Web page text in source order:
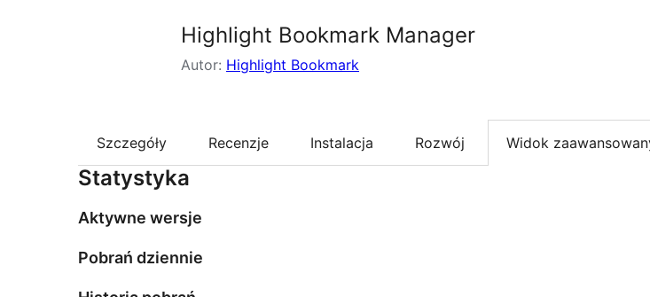
Highlight Bookmark Manager
Autor: Highlight Bookmark
Szczegóły Recenzje Instalacja Rozwój Widok
Statystyka
Aktywne wersje
Pobrań dziennie